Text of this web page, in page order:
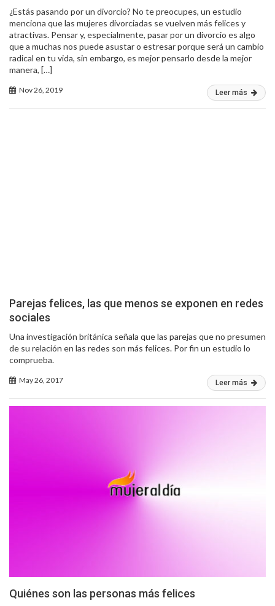
¿Estás pasando por un divorcio? No te preocupes, un estudio
menciona que las mujeres divorciadas se vuelven más felices y
atractivas. Pensar y, especialmente, pasar por un divorcio es algo
que a muchas nos puede asustar o estresar porque será un cambio
radical en tu vida, sin embargo, es mejor pensarlo desde la mejor
manera, […]
Nov 26, 2019 Leer más
Parejas felices, las que menos se exponen en redes
sociales
Una investigación británica señala que las parejas que no presumen
de su relación en las redes son más felices. Por fin un estudio lo
comprueba.
May 26, 2017 Leer más
Quiénes son las personas más felices